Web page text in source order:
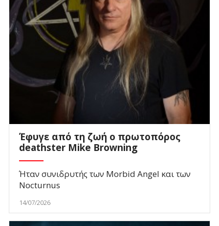
Έφυγε από τη ζωή ο πρωτοπόρος
deathster Mike Browning
Ήταν συνιδρυτής των Morbid Angel και των
Nocturnus
14/07/2026